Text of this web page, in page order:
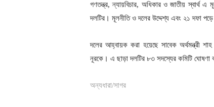
গণতন্ত্র, ন্যায়বিচার, অধিকার ও জাতীয় স্বার্থ
দলটির। মূলনীতি ও দলের উদ্দেশ্য এবং ২১ দফা পড়ে
দলের আহ্বায়ক করা হয়েছে সাবেক অর্থমন্ত্রী
নূরকে। এ ছাড়া দলটির ৮৩ সদস্যের কমিটি ঘোষণা
অন্যধারা/সাগর